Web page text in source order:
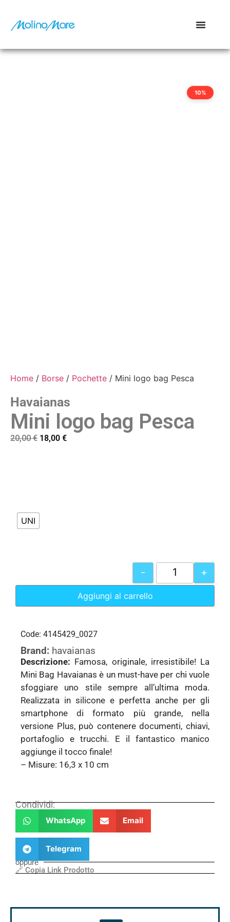
10%
Home / Borse / Pochette / Mini logo bag Pesca
Havaianas
Mini logo bag Pesca
20,00€ 18,00 €
UNI
- +
Aggiungi al carrello
Code: 4145429_0027
Brand: havaianas
Descrizione: Famosa, originale, irresistibile! La
Mini Bag Havaianas è un must-have per chi vuole
sfoggiare uno stile sempre all’ultima moda.
Realizzata in silicone e perfetta anche per gli
smartphone di formato più grande, nella
versione Plus, può contenere documenti, chiavi,
portafoglio e trucchi. E il fantastico manico
aggiunge il tocco finale!
– Misure: 16,3 x 10 cm
Condividi:
WhatsApp Email
Telegram
oppure
🔗 Copia Link Prodotto